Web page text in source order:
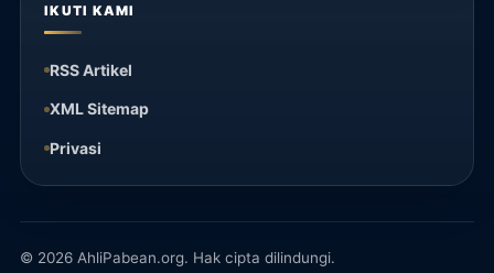
IKUTI KAMI
RSS Artikel
XML Sitemap
Privasi
© 2026 AhliPabean.org. Hak cipta dilindungi.